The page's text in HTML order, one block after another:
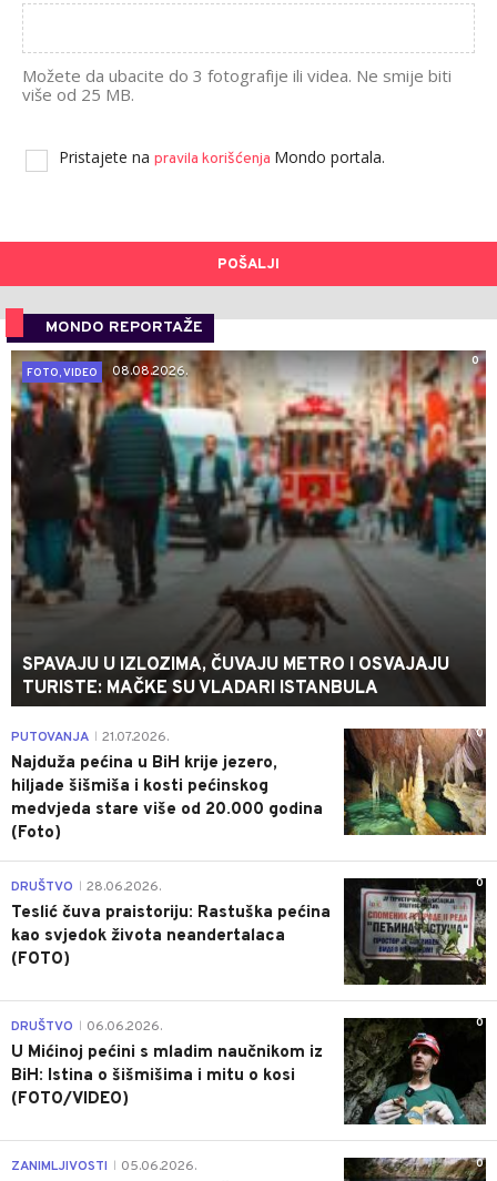
Možete da ubacite do 3 fotografije ili videa. Ne smije biti
više od 25 MB.
Pristajete na pravila korišćenja Mondo portala.
POŠALJI
MONDO REPORTAŽE
0
FOTO, VIDEO
08.08.2026.
SPAVAJU U IZLOZIMA, ČUVAJU METRO I OSVAJAJU
TURISTE: MAČKE SU VLADARI ISTANBULA
0
PUTOVANJA 21.07.2026.
Najduža pećina u BiH krije jezero,
hiljade šišmiša i kosti pećinskog
medvjeda stare više od 20.000 godina
(Foto)
0
DRUŠTVO 28.06.2026.
Teslić čuva praistoriju: Rastuška pećina
kao svjedok života neandertalaca
(FOTO)
0
DRUŠTVO 06.06.2026.
U Mićinoj pećini s mladim naučnikom iz
BiH: Istina o šišmišima i mitu o kosi
(FOTO/VIDEO)
0
ZANIMLJIVOSTI 05.06.2026.